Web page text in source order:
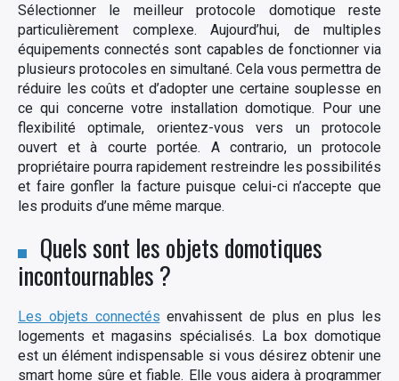
Sélectionner le meilleur protocole domotique reste
particulièrement complexe. Aujourd’hui, de multiples
équipements connectés sont capables de fonctionner via
plusieurs protocoles en simultané. Cela vous permettra de
réduire les coûts et d’adopter une certaine souplesse en
ce qui concerne votre installation domotique. Pour une
flexibilité optimale, orientez-vous vers un protocole
ouvert et à courte portée. A contrario, un protocole
propriétaire pourra rapidement restreindre les possibilités
et faire gonfler la facture puisque celui-ci n’accepte que
les produits d’une même marque.
Quels sont les objets domotiques
incontournables ?
Les objets connectés envahissent de plus en plus les
logements et magasins spécialisés. La box domotique
est un élément indispensable si vous désirez obtenir une
smart home sûre et fiable. Elle vous aidera à programmer
Rechercher